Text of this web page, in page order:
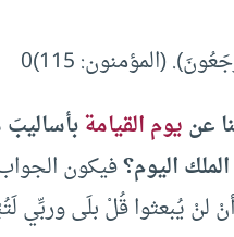
(المؤمنون: 115)0
عنيوم القيامة
اليوم؟فيكون الجواب
لنْ يُبعثوا قُلْ بلَى وربِّي